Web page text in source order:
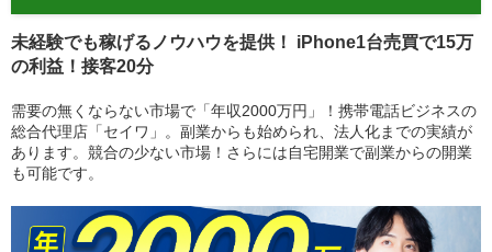
未経験でも稼げるノウハウを提供！ iPhone1台売買で15万
の利益！接客20分
需要の無くならない市場で「年収2000万円」！携帯電話ビジネスの
総合代理店「セイワ」。副業からも始められ、法人化までの実績が
あります。競合の少ない市場！さらには自宅開業で副業からの開業
も可能です。